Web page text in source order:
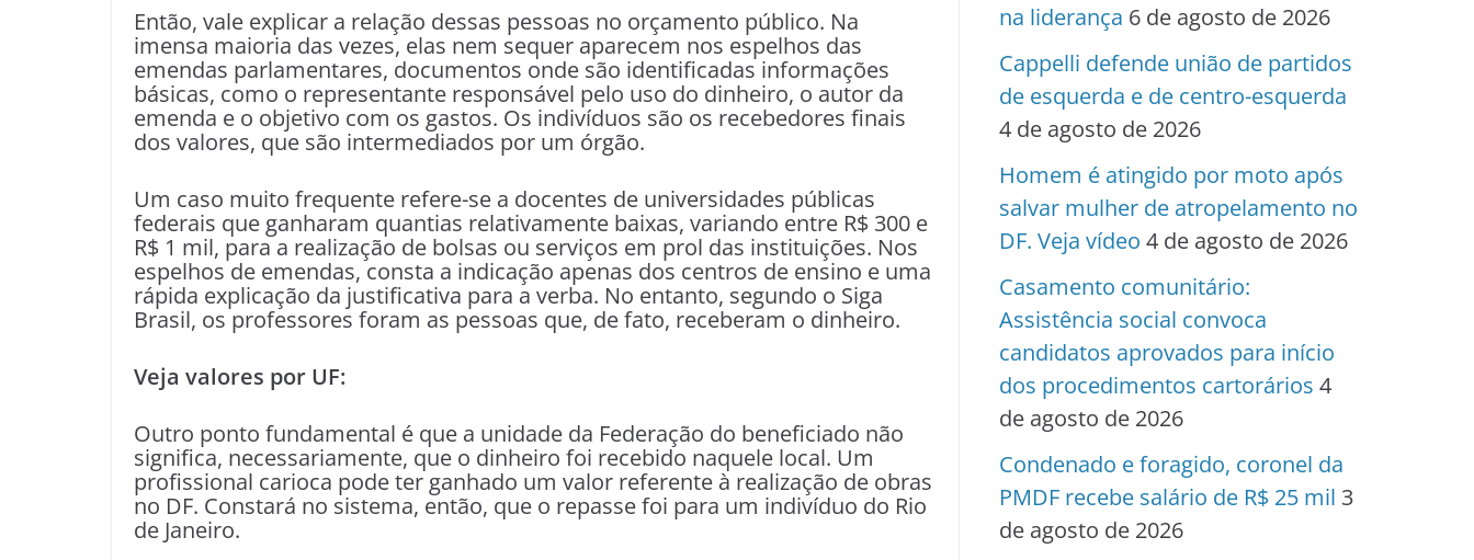
Então, vale explicar a relação dessas pessoas no orçamento público. Na
imensa maioria das vezes, elas nem sequer aparecem nos espelhos das
emendas parlamentares, documentos onde são identificadas informações
básicas, como o representante responsável pelo uso do dinheiro, o autor da
emenda e o objetivo com os gastos. Os indivíduos são os recebedores finais
dos valores, que são intermediados por um órgão.
Um caso muito frequente refere-se a docentes de universidades públicas
federais que ganharam quantias relativamente baixas, variando entre R$ 300 e
R$ 1 mil, para a realização de bolsas ou serviços em prol das instituições. Nos
espelhos de emendas, consta a indicação apenas dos centros de ensino e uma
rápida explicação da justificativa para a verba. No entanto, segundo o Siga
Brasil, os professores foram as pessoas que, de fato, receberam o dinheiro.
Veja valores por UF:
Outro ponto fundamental é que a unidade da Federação do beneficiado não
significa, necessariamente, que o dinheiro foi recebido naquele local. Um
profissional carioca pode ter ganhado um valor referente à realização de obras
no DF. Constará no sistema, então, que o repasse foi para um indivíduo do Rio
de Janeiro.
na liderança 6 de agosto de 2026
Cappelli defende união de partidos
de esquerda e de centro-esquerda
4 de agosto de 2026
Homem é atingido por moto após
salvar mulher de atropelamento no
DF. Veja vídeo 4 de agosto de 2026
Casamento comunitário:
Assistência social convoca
candidatos aprovados para início
dos procedimentos cartorários 4
de agosto de 2026
Condenado e foragido, coronel da
PMDF recebe salário de R$ 25 mil 3
de agosto de 2026